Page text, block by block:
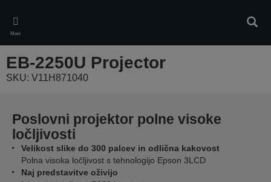
main
content
Meni
EB-2250U Projector
SKU: V11H871040
Poslovni projektor polne visoke
ločljivosti
Velikost slike do 300 palcev in odlična kakovost
Polna visoka ločljivost s tehnologijo Epson 3LCD
Naj predstavitve oživijo